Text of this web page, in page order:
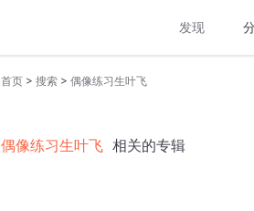
发现
首页 > 搜索 > 偶像练习生叶飞
偶像练习生叶飞 相关的专辑